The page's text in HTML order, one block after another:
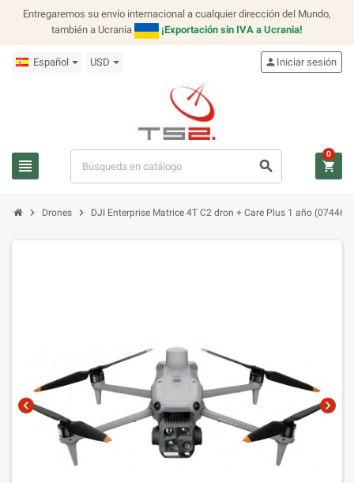
Entregaremos su envío internacional a cualquier dirección del Mundo,
también a Ucrania
¡Exportación sin IVA a Ucrania!
Español USD
view_headline search
person Iniciar sesión
shopping_cart
0
chevron_right Drones chevron_right DJI Enterprise Matrice 4T C2 dron + Care Plus 1 año
chevron_left chevron_right